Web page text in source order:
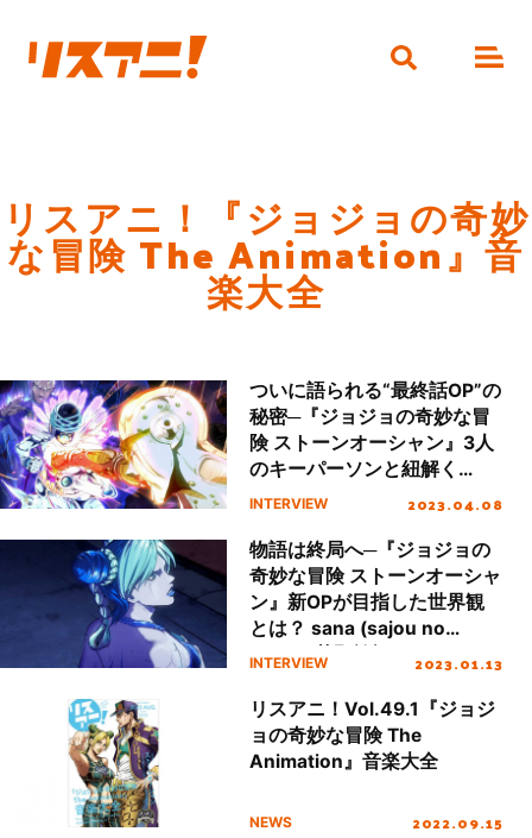
リスアニ！『ジョジョの奇妙
な冒険 The Animation』音
楽大全
ついに語られる“最終話OP”の
秘密─『ジョジョの奇妙な冒
険 ストーンオーシャン』3人
のキーパーソンと紐解く
「Heaven’s falling down」
INTERVIEW 2023.04.08
物語は終局へ─『ジョジョの
奇妙な冒険 ストーンオーシャ
ン』新OPが目指した世界観
とは？ sana (sajou no
hana)×菅野祐悟 スペシャル
INTERVIEW 2023.01.13
リスアニ！Vol.49.1『ジョジ
ョの奇妙な冒険 The
Animation』音楽大全
NEWS 2022.09.15